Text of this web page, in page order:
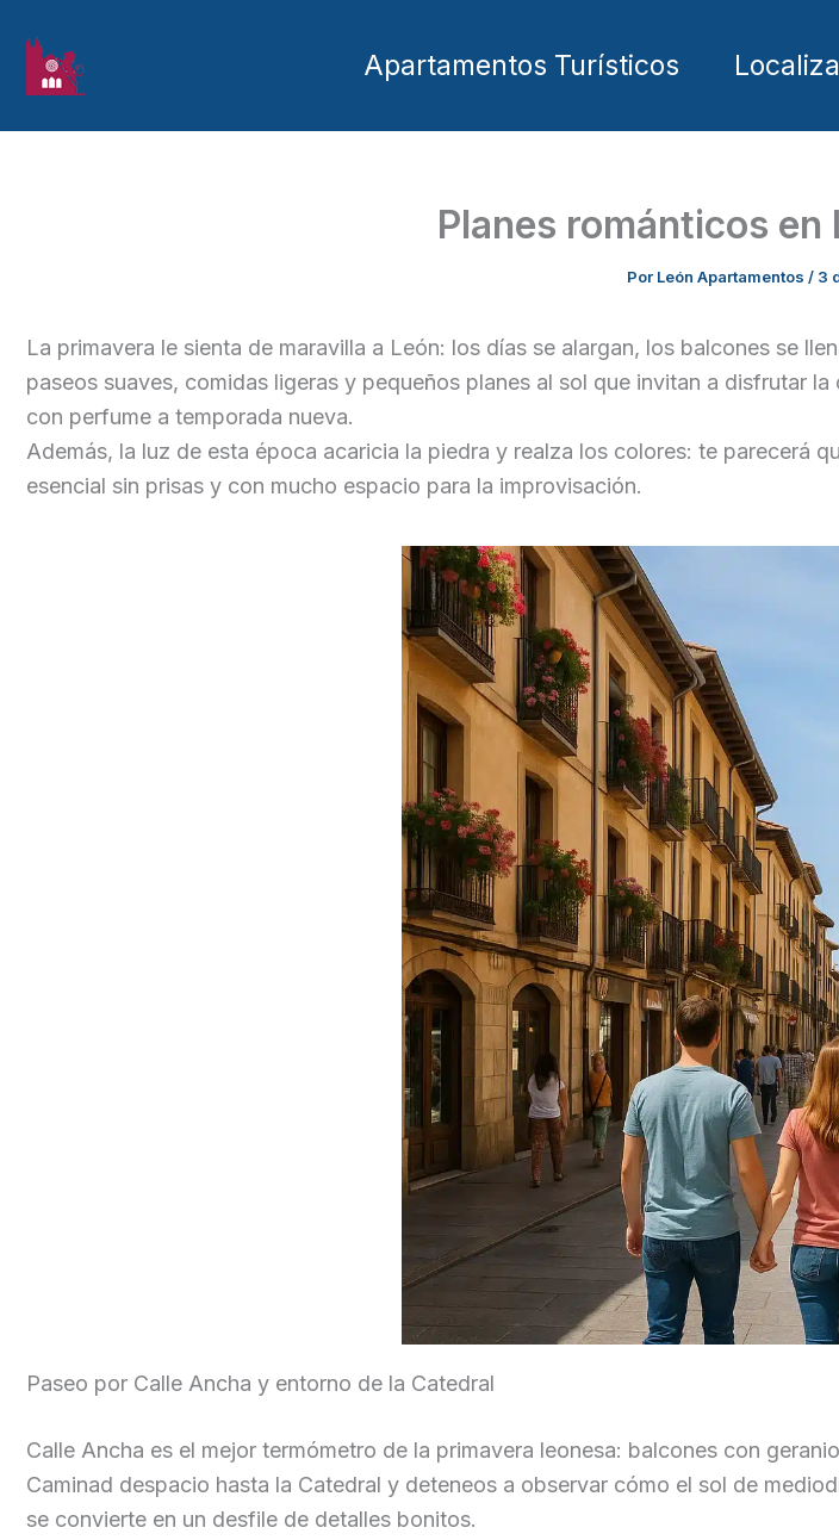
Apartamentos Turísticos
Planes románticos en
Por León Apartamentos / 3
La primavera le sienta de maravilla a León: los días se alargan, los balcones se
paseos suaves, comidas ligeras y pequeños planes al sol que invitan a disfrutar
con perfume a temporada nueva.
Además, la luz de esta época acaricia la piedra y realza los colores: te parecerá
esencial sin prisas y con mucho espacio para la improvisación.
Paseo por Calle Ancha y entorno de la Catedral
Calle Ancha es el mejor termómetro de la primavera leonesa: balcones con
Caminad despacio hasta la Catedral y deteneos a observar cómo el sol de
se convierte en un desfile de detalles bonitos.